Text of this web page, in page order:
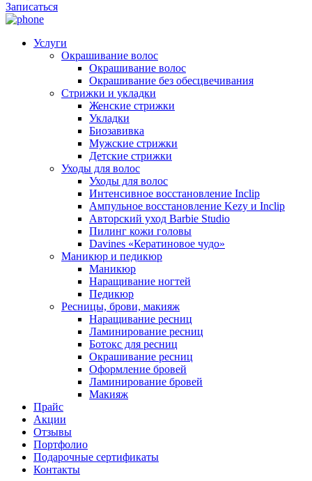
Записаться
Услуги
Окрашивание волос
Окрашивание волос
Окрашивание без обесцвечивания
Стрижки и укладки
Женские стрижки
Укладки
Биозавивка
Мужские стрижки
Детские стрижки
Уходы для волос
Уходы для волос
Интенсивное восстановление Inclip
Ампульное восстановление Kezy и Inclip
Авторский уход Barbie Studio
Пилинг кожи головы
Davines «Кератиновое чудо»
Маникюр и педикюр
Маникюр
Наращивание ногтей
Педикюр
Ресницы, брови, макияж
Наращивание ресниц
Ламинирование ресниц
Ботокс для ресниц
Окрашивание ресниц
Оформление бровей
Ламинирование бровей
Макияж
Прайс
Акции
Отзывы
Портфолио
Подарочные сертификаты
Контакты